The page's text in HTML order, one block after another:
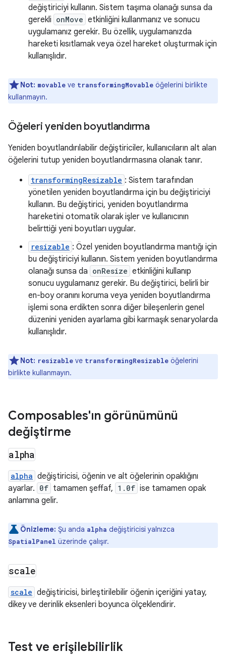
değiştiriciyi kullanın. Sistem taşıma olanağı sunsa da
gerekli onMove etkinliğini kullanmanız ve sonucu
uygulamanız gerekir. Bu özellik, uygulamanızda
hareketi kısıtlamak veya özel hareket oluşturmak için
kullanışlıdır.
Not: movable ve transformingMovable öğelerini birlikte
kullanmayın.
Öğeleri yeniden boyutlandırma
Yeniden boyutlandırılabilir değiştiriciler, kullanıcıların alt alan
öğelerini tutup yeniden boyutlandırmasına olanak tanır.
transformingResizable : Sistem tarafından
yönetilen yeniden boyutlandırma için bu değiştiriciyi
kullanın. Bu değiştirici, yeniden boyutlandırma
hareketini otomatik olarak işler ve kullanıcının
belirttiği yeni boyutları uygular.
resizable : Özel yeniden boyutlandırma mantığı için
bu değiştiriciyi kullanın. Sistem yeniden boyutlandırma
olanağı sunsa da onResize etkinliğini kullanıp
sonucu uygulamanız gerekir. Bu değiştirici, belirli bir
en-boy oranını koruma veya yeniden boyutlandırma
işlemi sona erdikten sonra diğer bileşenlerin genel
düzenini yeniden ayarlama gibi karmaşık senaryolarda
kullanışlıdır.
Not: resizable ve transformingResizable öğelerini
birlikte kullanmayın.
Composables'ın görünümünü
değiştirme
alpha
alpha değiştiricisi, öğenin ve alt öğelerinin opaklığını
ayarlar. 0f tamamen şeffaf, 1.0f ise tamamen opak
anlamına gelir.
Önizleme: Şu anda alpha değiştiricisi yalnızca
SpatialPanel üzerinde çalışır.
scale
scale değiştiricisi, birleştirilebilir öğenin içeriğini yatay,
dikey ve derinlik eksenleri boyunca ölçeklendirir.
Test ve erişilebilirlik